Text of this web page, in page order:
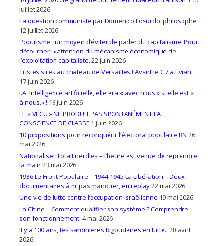
juillet 2026
La question communiste par Domenico Losurdo, philosophe
12 juillet 2026
Populisme ; un moyen d’éviter de parler du capitalisme. Pour
détourner l »attention du mécanisme économique de
l’exploitation capitaliste. 22 juin 2026
Tristes sires au chateau de Versailles ! Avant le G7 à Evian.
17 juin 2026
I.A. Intelligence artificielle, elle era « avec nous » si elle est «
à nous.» ! 16 juin 2026
LE « VÉCU » NE PRODUIT PAS SPONTANÉMENT LA
CONSCIENCE DE CLASSE 1 juin 2026
10 propositions pour reconquérir l’électoral populaire RN 26
mai 2026
Nationaliser TotalEnerdies – l’heure est venue de reprendre
la main 23 mai 2026
1936 Le Front Populaire – 1944-1945 La Libération – Deux
documentaires à nr pas manquer, en replay22 mai 2026
Une vie de lutte contre l’occupation israëlienne 19 mai 2026
La Chine – Comment qualifier son système ? Comprendre
son fonctionnement. 4 mai 2026
Il y a 100 ans, les sardinières bigoudènes en lutte.. 28 avril
2026